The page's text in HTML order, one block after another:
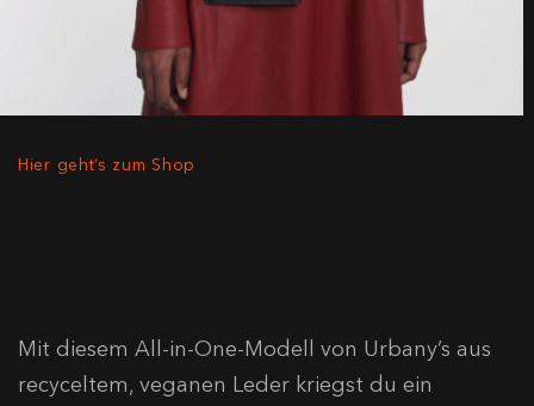
Hier geht’s zum Shop
Mit diesem All-in-One-Modell von Urbany’s aus
recyceltem, veganen Leder kriegst du ein